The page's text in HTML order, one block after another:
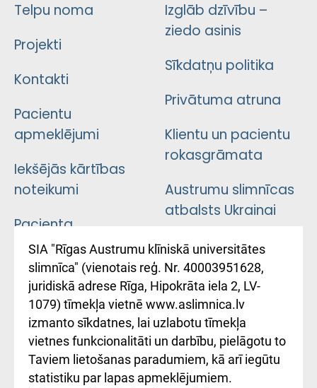
Telpu noma
Projekti
Kontakti
Pacientu
apmeklējumi
Iekšējās kārtības
noteikumi
Pacienta
atsauksmju/sūdzību
iesniegšanas
kārtība
Kā pie mums nokļūt
Rēķinu apmaksas
ceļvedis
Izglāb dzīvību –
ziedo asinis
Sīkdatņu politika
Privātuma atruna
Klientu un pacientu
rokasgrāmata
Austrumu slimnīcas
atbalsts Ukrainai
Підтримка Східної
лікарні та співпраця з
Україною
SIA "Rīgas Austrumu klīniskā universitātes
slimnīca" (vienotais reģ. Nr. 40003951628,
juridiskā adrese Rīga, Hipokrāta iela 2, LV-
1079) tīmekļa vietnē www.aslimnica.lv
izmanto sīkdatnes, lai uzlabotu tīmekļa
vietnes funkcionalitāti un darbību, pielāgotu to
Taviem lietošanas paradumiem, kā arī iegūtu
statistiku par lapas apmeklējumiem.